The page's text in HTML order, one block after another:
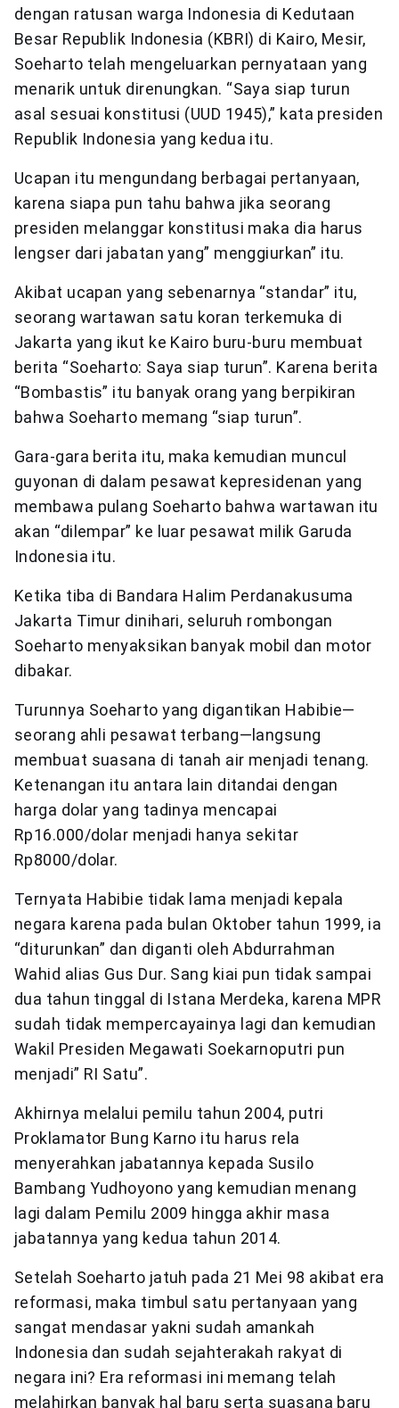
dengan ratusan warga Indonesia di Kedutaan
Besar Republik Indonesia (KBRI) di Kairo, Mesir,
Soeharto telah mengeluarkan pernyataan yang
menarik untuk direnungkan. “Saya siap turun
asal sesuai konstitusi (UUD 1945),” kata presiden
Republik Indonesia yang kedua itu.
Ucapan itu mengundang berbagai pertanyaan,
karena siapa pun tahu bahwa jika seorang
presiden melanggar konstitusi maka dia harus
lengser dari jabatan yang” menggiurkan” itu.
Akibat ucapan yang sebenarnya “standar” itu,
seorang wartawan satu koran terkemuka di
Jakarta yang ikut ke Kairo buru-buru membuat
berita “Soeharto: Saya siap turun”. Karena berita
“Bombastis” itu banyak orang yang berpikiran
bahwa Soeharto memang “siap turun”.
Gara-gara berita itu, maka kemudian muncul
guyonan di dalam pesawat kepresidenan yang
membawa pulang Soeharto bahwa wartawan itu
akan “dilempar” ke luar pesawat milik Garuda
Indonesia itu.
Ketika tiba di Bandara Halim Perdanakusuma
Jakarta Timur dinihari, seluruh rombongan
Soeharto menyaksikan banyak mobil dan motor
dibakar.
Turunnya Soeharto yang digantikan Habibie—
seorang ahli pesawat terbang—langsung
membuat suasana di tanah air menjadi tenang.
Ketenangan itu antara lain ditandai dengan
harga dolar yang tadinya mencapai
Rp16.000/dolar menjadi hanya sekitar
Rp8000/dolar.
Ternyata Habibie tidak lama menjadi kepala
negara karena pada bulan Oktober tahun 1999, ia
“diturunkan” dan diganti oleh Abdurrahman
Wahid alias Gus Dur. Sang kiai pun tidak sampai
dua tahun tinggal di Istana Merdeka, karena MPR
sudah tidak mempercayainya lagi dan kemudian
Wakil Presiden Megawati Soekarnoputri pun
menjadi” RI Satu”.
Akhirnya melalui pemilu tahun 2004, putri
Proklamator Bung Karno itu harus rela
menyerahkan jabatannya kepada Susilo
Bambang Yudhoyono yang kemudian menang
lagi dalam Pemilu 2009 hingga akhir masa
jabatannya yang kedua tahun 2014.
Setelah Soeharto jatuh pada 21 Mei 98 akibat era
reformasi, maka timbul satu pertanyaan yang
sangat mendasar yakni sudah amankah
Indonesia dan sudah sejahterakah rakyat di
negara ini? Era reformasi ini memang telah
melahirkan banyak hal baru serta suasana baru